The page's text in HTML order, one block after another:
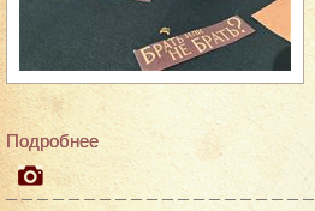
Подробнее